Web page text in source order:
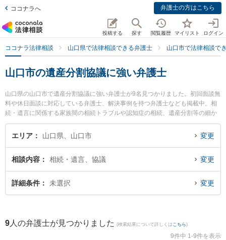
ココナラへ 弁護士の方はこちら
投稿する 探す 閲覧履歴 マイリスト ログイン
ココナラ法律相談 山口県で法律相談できる弁護士 山口市で法律相談で
山口市の遺産分割協議に強い弁護士
山口県の山口市で遺産分割協議に強い弁護士が9名見つかりました。初回面談無
料や休日面談に対応している弁護士、解決事例を持つ弁護士なども掲載中。相
続・遺言に関係する家族間の相続トラブルや認知症の相続、遺産分割等の細か
な分野での絞り込み検索もでき便利です。特にミチシルベ法律事務所の富岡 杏
奈弁護士やベリーベスト法律事務所 山口オフィスの佐藤 充崇弁護士、ミチシル
を今すぐに弁護士に相談したい』『遺産分割協議のトラブル解決の実績豊富な
近くの弁護士を検索したい』『初回相談無料で遺産分割協議を法律相談できる
山口市内の弁護士に相談予約したい』などでお困りの相談者さんにおすすめで
エリア 山口県、山口市 変更
相談内容 相続・遺言、協議 変更
詳細条件 未選択 変更
9 人の弁護士が見つかりました (検索結果について詳しくは こちら)
9件中 1-9件を表示